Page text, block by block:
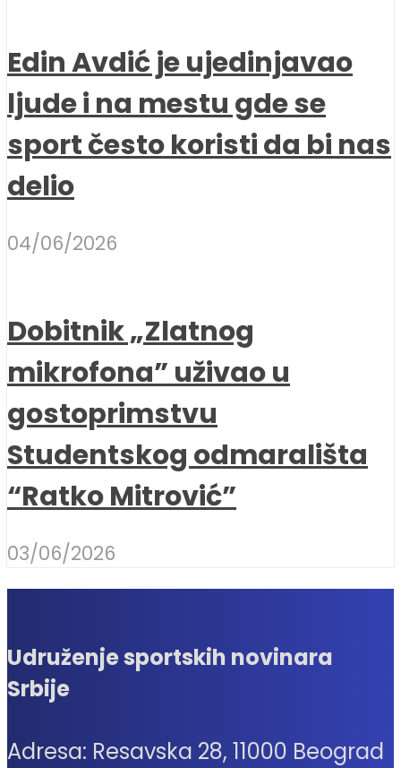
Edin Avdić je ujedinjavao
ljude i na mestu gde se
sport često koristi da bi nas
delio
04/06/2026
Dobitnik „Zlatnog
mikrofona” uživao u
gostoprimstvu
Studentskog odmarališta
“Ratko Mitrović”
03/06/2026
Udruženje sportskih novinara
Srbije
Adresa: Resavska 28, 11000 Beograd